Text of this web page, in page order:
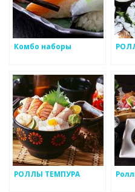
Комбо наборы
РОЛЛЫ ТЕМПУРА